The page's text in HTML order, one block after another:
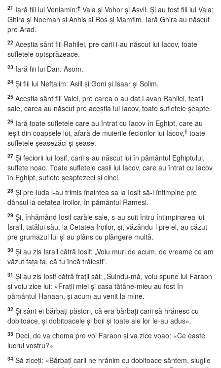
21 Iară fiii lui Veniamin:† Vala şi Vohor şi Asvil. Şi au fost fiii lui Vala:
Ghira şi Noeman şi Anhis şi Ros şi Mamfim. Iară Ghira au născut
pre Arad.
22 Aceştia sânt fiii Rahilei, pre carii i-au născut lui Iacov, toate
sufletele optsprăzeace.
23 Iară fiii lui Dan: Asom.
24 Şi fiii lui Neftalim: Asiil şi Goni şi Isaar şi Solim.
25 Aceştia sânt fiii Valei, pre carea o au dat Lavan Rahilei, featii
sale, carea au născut pre aceştia lui Iacov, toate sufletele şeapte.
26 Iară toate sufletele care au întrat cu Iacov în Eghipt, care au
ieşit din coapsele lui, afară de muierile feciorilor lui Iacov,† toate
sufletele şeasezăci şi şease.
27 Şi feciorii lui Iosif, carii s-au născut lui în pământul Eghiptului,
suflete noao. Toate sufletele casii lui Iacov, care au întrat cu Iacov
în Eghipt, suflete şeaptezeci şi cinci.
28 Şi pre Iuda l-au trimis înaintea sa la Iosif să-l întimpine pre
dânsul la cetatea Iroilor, în pământul Ramesi.
29 Şi, înhămând Iosif carăle sale, s-au suit întru întimpinarea lui
Israil, tatălui său, la Cetatea Iroilor, şi, văzându-l pre el, au căzut
pre grumazul lui şi au plâns cu plângere multă.
30 Şi au zis Israil cătră Iosif: „Voiu muri de acum, de vreame ce am
văzut faţa ta, că tu încă trăieşti”.
31 Şi au zis Iosif cătră fraţii săi: „Suindu-mă, voiu spune lui Faraon
şi voiu zice lui: «Fraţii miei şi casa tătâne-mieu au fost în
pământul Hanaan, şi acum au venit la mine.
32 Şi sânt ei bărbaţi păstori, că era bărbaţi carii să hrănesc cu
dobitoace, şi dobitoacele şi boii şi toate ale lor le-au adus».
33 Deci, de va chema pre voi Faraon şi va zice voao: «Ce easte
lucrul vostru?»
34 Să ziceţi: «Bărbaţi carii ne hrănim cu dobitoace sântem, slugile